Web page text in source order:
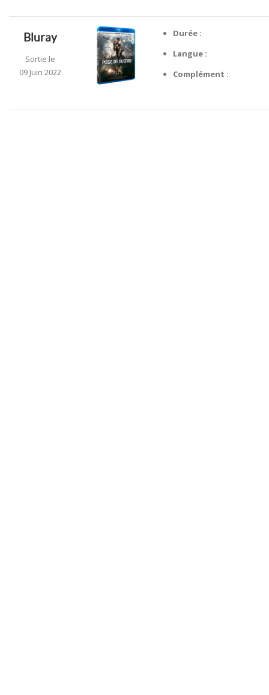
Bluray
Sortie le
09 Juin 2022
Durée :
Langue :
Complément :